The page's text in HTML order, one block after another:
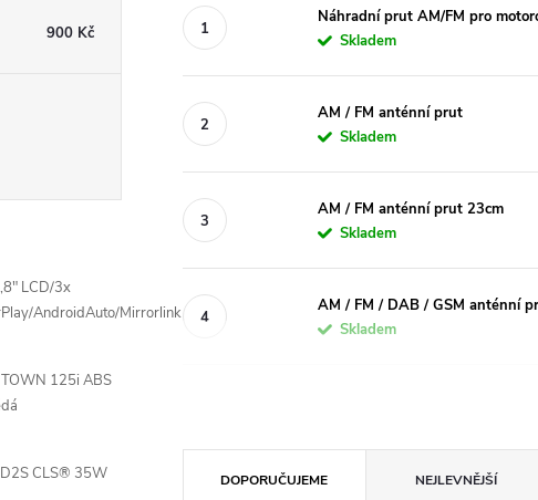
900 Kč
LCD/3x
AndroidAuto/Mirrorlink
125i ABS
CLS® 35W
Náhradní prut AM/FM pro
Skladem
AM / FM anténní prut
Skladem
AM / FM anténní prut 23cm
Skladem
AM / FM / DAB / GSM anténní
Skladem
DOPORUČUJEME NEJLEVNĚJŠÍ